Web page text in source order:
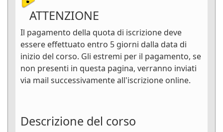
ATTENZIONE
Il pagamento della quota di iscrizione deve
essere effettuato entro 5 giorni dalla data di
inizio del corso. Gli estremi per il pagamento, se
non presenti in questa pagina, verranno inviati
via mail successivamente all'iscrizione online.
Descrizione del corso